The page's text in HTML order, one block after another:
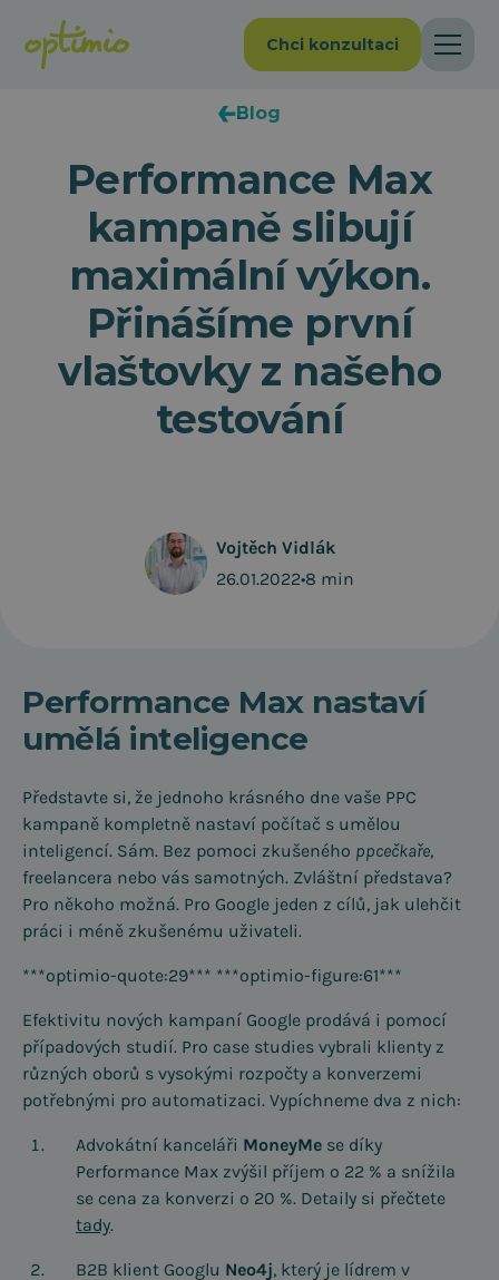
Chci konzultaci
Blog
Performance Max
kampaně slibují
maximální výkon.
Přinášíme první
vlaštovky z našeho
testování
Vojtěch Vidlák
26.01.2022•8 min
Performance Max nastaví
umělá inteligence
Představte si, že jednoho krásného dne vaše PPC
kampaně kompletně nastaví počítač s umělou
inteligencí. Sám. Bez pomoci zkušeného ppcečkaře,
freelancera nebo vás samotných. Zvláštní představa?
Pro někoho možná. Pro Google jeden z cílů, jak ulehčit
práci i méně zkušenému uživateli.
***optimio-quote:29*** ***optimio-figure:61***
Efektivitu nových kampaní Google prodává i pomocí
případových studií. Pro case studies vybrali klienty z
různých oborů s vysokými rozpočty a konverzemi
potřebnými pro automatizaci. Vypíchneme dva z nich:
Advokátní kanceláři MoneyMe se díky
Performance Max zvýšil příjem o 22 % a snížila
se cena za konverzi o 20 %. Detaily si přečtete
tady.
B2B klient Googlu Neo4j, který je lídrem v